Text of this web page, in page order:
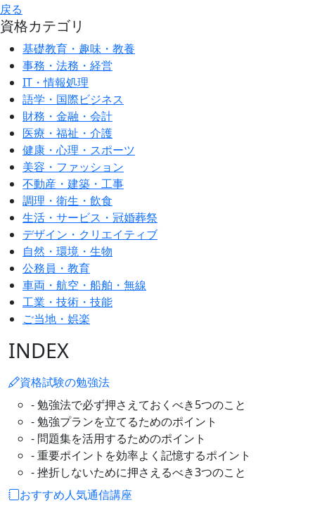
戻る
資格カテゴリ
基礎教育・趣味・教養
事務・法務・経営
IT・情報処理
語学・国際ビジネス
財務・金融・会計
医療・福祉・介護
健康・心理・スポーツ
美容・ファッション
不動産・建築・工事
調理・衛生・飲食
生活・サービス・冠婚葬祭
デザイン・クリエイティブ
自然・環境・生物
公務員・教育
車両・航空・船舶・無線
工業・技術・技能
ご当地・娯楽
INDEX
資格試験の勉強法
- 勉強法で必ず押さえておくべき5つのこと
- 勉強プランを立てるためのポイント
- 問題集を活用するためのポイント
- 重要ポイントを効率よく記憶するポイント
- 挫折しないために押さえるべき3つのこと
おすすめ人気通信講座